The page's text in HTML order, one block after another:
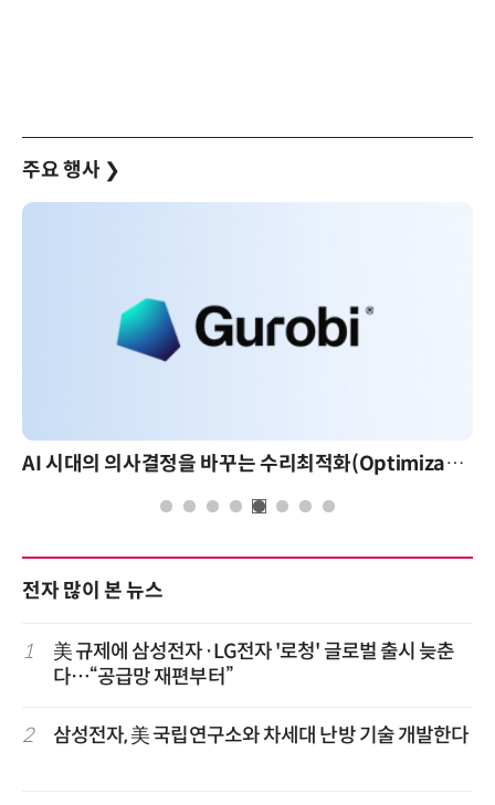
주요 행사 ❯
AI 핀옵스 실전 세미나: 폭증하는 AI 토큰 비용 관리 전략
전자 많이 본 뉴스
1
美 규제에 삼성전자·LG전자 '로청' 글로벌 출시 늦춘
다…“공급망 재편부터”
2 삼성전자, 美 국립연구소와 차세대 난방 기술 개발한다